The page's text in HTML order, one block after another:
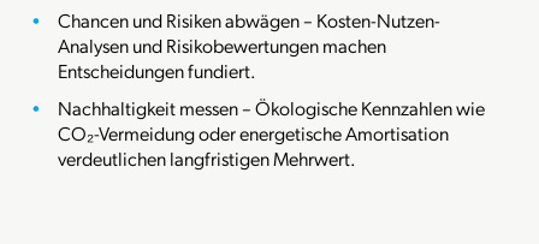
Chancen und Risiken abwägen – Kosten-Nutzen-
Analysen und Risikobewertungen machen
Entscheidungen fundiert.
Nachhaltigkeit messen – Ökologische Kennzahlen wie
CO₂-Vermeidung oder energetische Amortisation
verdeutlichen langfristigen Mehrwert.